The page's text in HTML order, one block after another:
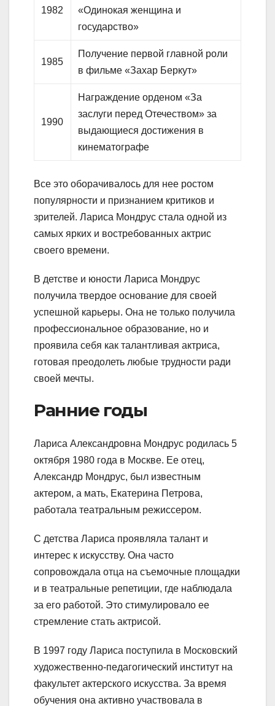
1982
«Одинокая женщина и
государство»
1985
Получение первой главной роли
в фильме «Захар Беркут»
1990
Награждение орденом «За
заслуги перед Отечеством» за
выдающиеся достижения в
кинематографе
Все это оборачивалось для нее ростом
популярности и признанием критиков и
зрителей. Лариса Мондрус стала одной из
самых ярких и востребованных актрис
своего времени.
В детстве и юности Лариса Мондрус
получила твердое основание для своей
успешной карьеры. Она не только получила
профессиональное образование, но и
проявила себя как талантливая актриса,
готовая преодолеть любые трудности ради
своей мечты.
Ранние годы
Лариса Александровна Мондрус родилась 5
октября 1980 года в Москве. Ее отец,
Александр Мондрус, был известным
актером, а мать, Екатерина Петрова,
работала театральным режиссером.
С детства Лариса проявляла талант и
интерес к искусству. Она часто
сопровождала отца на съемочные площадки
и в театральные репетиции, где наблюдала
за его работой. Это стимулировало ее
стремление стать актрисой.
В 1997 году Лариса поступила в Московский
художественно-педагогический институт на
факультет актерского искусства. За время
обучения она активно участвовала в